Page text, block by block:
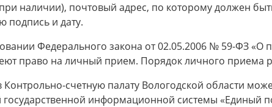
наличии), почтовый адрес, по которому должен
подпись и дату.
Федерального закона от 02.05.2006 № 59-ФЗ
право на личный прием. Порядок личного приема
счетную палату Вологодской области
информационной системы «Единый